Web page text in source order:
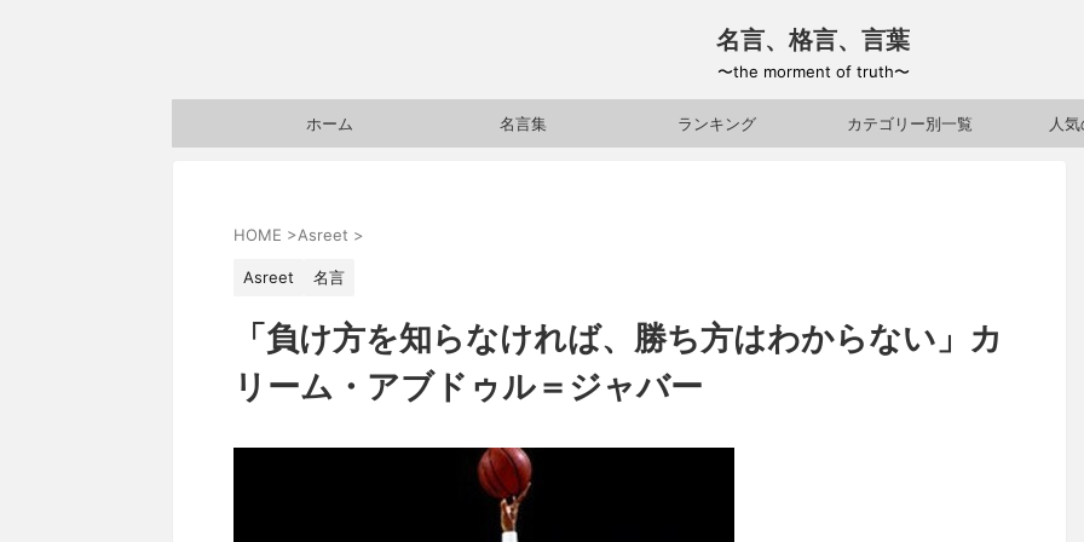
名言、格言、言葉
〜the morment of truth〜
ホーム 名言集 ランキング カテゴリー別一覧 人
HOME >Asreet >
Asreet 名言
「負け方を知らなければ、勝ち方はわからない」カ
リーム・アブドゥル＝ジャバー